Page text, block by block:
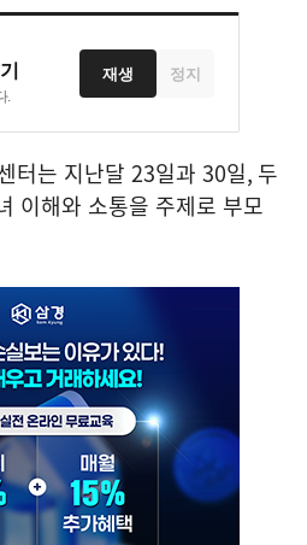
.
재생 정지
터는 지난달 23일과 30일, 두
이해와 소통을 주제로 부모